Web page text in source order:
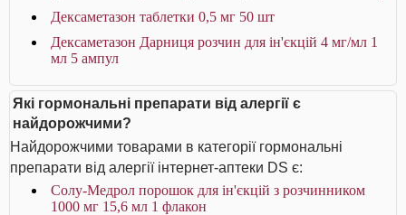
Дексаметазон таблетки 0,5 мг 50 шт
Дексаметазон Дарниця розчин для ін'єкцій 4 мг/мл 1
мл 5 ампул
Які гормональні препарати від алергії є
найдорожчими?
Найдорожчими товарами в категорії гормональні
препарати від алергії інтернет-аптеки DS є:
Солу-Медрол порошок для ін'єкцій з розчинником
1000 мг 15,6 мл 1 флакон